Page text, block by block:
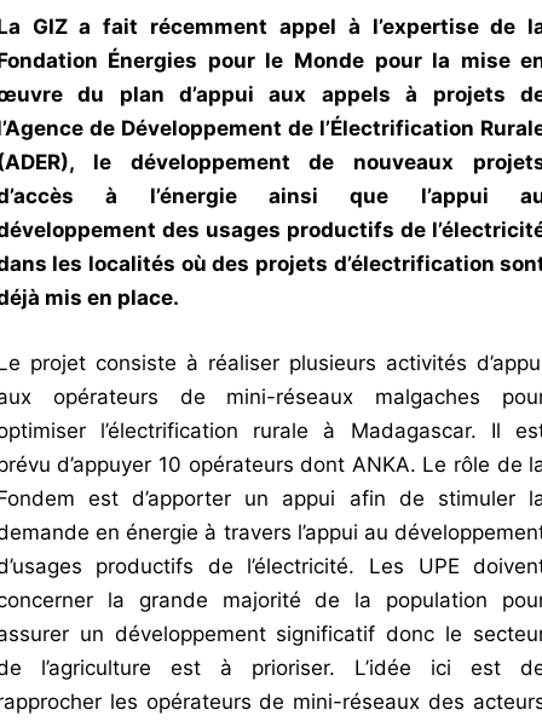
GIZ a fait récemment appel à l’expertise de
Énergies pour le Monde pour la mise
du plan d’appui aux appels à projets
de Développement de l’Électrification
le développement de nouveaux
à l’énergie ainsi que l’appui
des usages productifs de
les localités où des projets d’électrification
mis en place.
projet consiste à réaliser plusieurs activités
opérateurs de mini-réseaux malgaches
l’électrification rurale à Madagascar. Il
d’appuyer 10 opérateurs dont ANKA. Le rôle de
est d’apporter un appui afin de stimuler
en énergie à travers l’appui au
productifs de l’électricité. Les UPE
la grande majorité de la population
un développement significatif donc le
l’agriculture est à prioriser. L’idée ici est
les opérateurs de mini-réseaux des